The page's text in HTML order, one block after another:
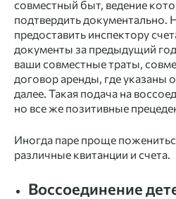
совместный быт, ведение
подтвердить документально.
предоставить инспектору
документы за предыдущий
ваши совместные траты,
договор аренды, где указаны
далее. Такая подача на
но все же позитивные
Иногда паре проще
различные квитанции и счета.
Воссоединение